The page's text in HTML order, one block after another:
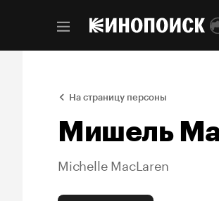
На страницу персоны
Мишель
Michelle MacLaren